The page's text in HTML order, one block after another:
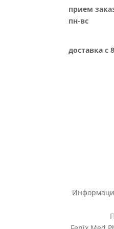
прием
пн-вс
доставка с